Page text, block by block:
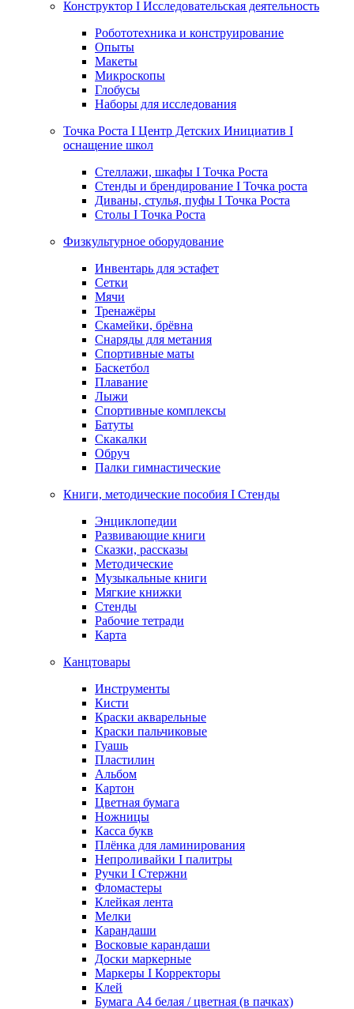
Конструктор I Исследовательская деятельность
Робототехника и конструирование
Опыты
Макеты
Микроскопы
Глобусы
Наборы для исследования
Точка Роста I Центр Детских Инициатив I
оснащение школ
Стеллажи, шкафы I Точка Роста
Стенды и брендирование I Точка роста
Диваны, стулья, пуфы I Точка Роста
Столы I Точка Роста
Физкультурное оборудование
Инвентарь для эстафет
Сетки
Мячи
Тренажёры
Скамейки, брёвна
Снаряды для метания
Спортивные маты
Баскетбол
Плавание
Лыжи
Спортивные комплексы
Батуты
Скакалки
Обруч
Палки гимнастические
Книги, методические пособия I Стенды
Энциклопедии
Развивающие книги
Сказки, рассказы
Методические
Музыкальные книги
Мягкие книжки
Стенды
Рабочие тетради
Карта
Канцтовары
Инструменты
Кисти
Краски акварельные
Краски пальчиковые
Гуашь
Пластилин
Альбом
Картон
Цветная бумага
Ножницы
Касса букв
Плёнка для ламинирования
Непроливайки I палитры
Ручки I Стержни
Фломастеры
Клейкая лента
Мелки
Карандаши
Восковые карандаши
Доски маркерные
Маркеры I Корректоры
Клей
Бумага А4 белая / цветная (в пачках)